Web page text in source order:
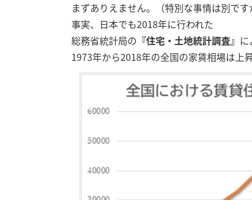
まずありえません。（特別な事情は別です
事実、日本でも2018年に行われた
総務省統計局の 『住宅・土地統計調査』
1973年から2018年の全国の家賃相場は上昇